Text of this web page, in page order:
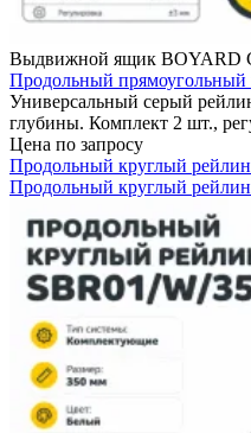
Выдвижной ящик BOYARD
Продольный прямоугольный
Универсальный серый
глубины. Комплект 2 шт.,
Цена по запросу
Продольный круглый
Продольный круглый